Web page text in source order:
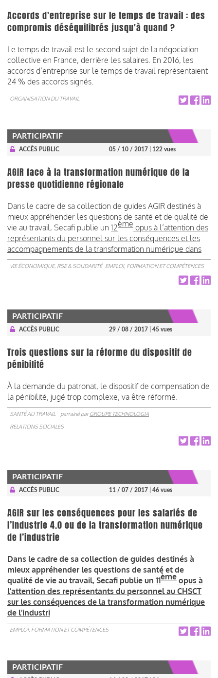
Accords d'entreprise sur le temps de travail : des
compromis déséquilibrés jusqu'à quand ?
Le temps de travail est le second sujet de la négociation
collective en France, derrière les salaires. En 2016, les
accords d’entreprise sur le temps de travail représentaient
24 % des accords signés.
ORGANISATION DU TRAVAIL
PARTICIPATIF
ACCÈS PUBLIC 05 / 10 / 2017 | 122 vues
AGIR face à la transformation numérique de la
presse quotidienne régionale
Dans le cadre de sa collection de guides AGIR destinés à
mieux appréhender les questions de santé et de qualité de
vie au travail, Secafi publie un 12ème opus à l’attention des
représentants du personnel sur les conséquences et les
accompagnements de la transformation numérique dans
VIE ÉCONOMIQUE, RSE & SOLIDARITÉ EMPLOI, FORMATION ET COMPÉTENCES
PARTICIPATIF
ACCÈS PUBLIC 29 / 08 / 2017 | 45 vues
Trois questions sur la réforme du dispositif de
pénibilité
À la demande du patronat, le dispositif de compensation de
la pénibilité, jugé trop complexe, va être réformé.
SANTÉ AU TRAVAIL parrainé parGROUPE TECHNOLOGIA
RELATIONS SOCIALES
PARTICIPATIF
ACCÈS PUBLIC 11 / 07 / 2017 | 46 vues
AGIR sur les conséquences pour les salariés de
l’Industrie 4.0 ou de la transformation numérique
de l’industrie
Dans le cadre de sa collection de guides destinés à
mieux appréhender les questions de santé et de
qualité de vie au travail, Secafi publie un 11ème opus à
l’attention des représentants du personnel au CHSCT
sur les conséquences de la transformation numérique
de l’industri
EMPLOI, FORMATION ET COMPÉTENCES
PARTICIPATIF